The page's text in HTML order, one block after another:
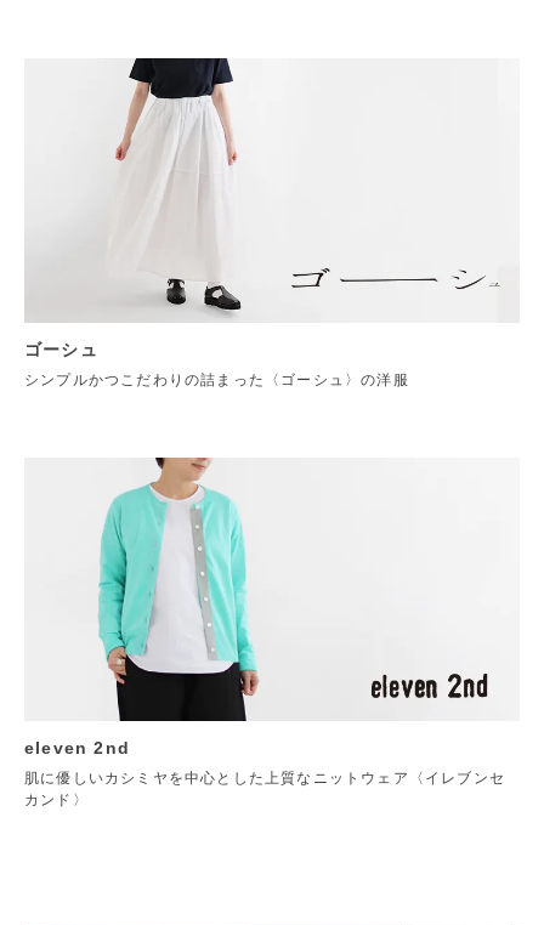
ゴーシュ
シンプルかつこだわりの詰まった〈ゴーシュ〉の洋服
eleven 2nd
肌に優しいカシミヤを中心とした上質なニットウェア〈イレブンセ
カンド〉